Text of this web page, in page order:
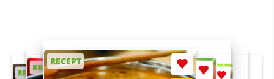
RECEPT
RECEPT
RECEPT
RECEPT
RECEPT